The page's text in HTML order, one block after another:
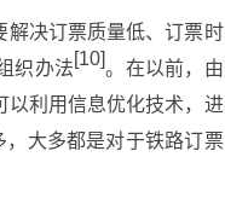
解决订票质量低、订票时
织办法[10]。在以前，由
以利用信息优化技术，进
大多都是对于铁路订票